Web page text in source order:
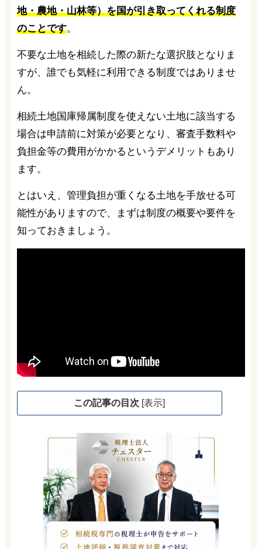
地・農地・山林等）を国が引き取ってくれる制度
のことです。
不要な土地を相続した際の新たな選択肢となりま
すが、誰でも気軽に利用できる制度ではありませ
ん。
相続土地国庫帰属制度を使えない土地に該当する
場合は申請前に対策が必要となり、審査手数料や
負担金等の費用がかかるというデメリットもあり
ます。
とはいえ、管理負担が重くなる土地を手放せる可
能性がありますので、まずは制度の概要や要件を
知っておきましょう。
この記事の目次 [表示]